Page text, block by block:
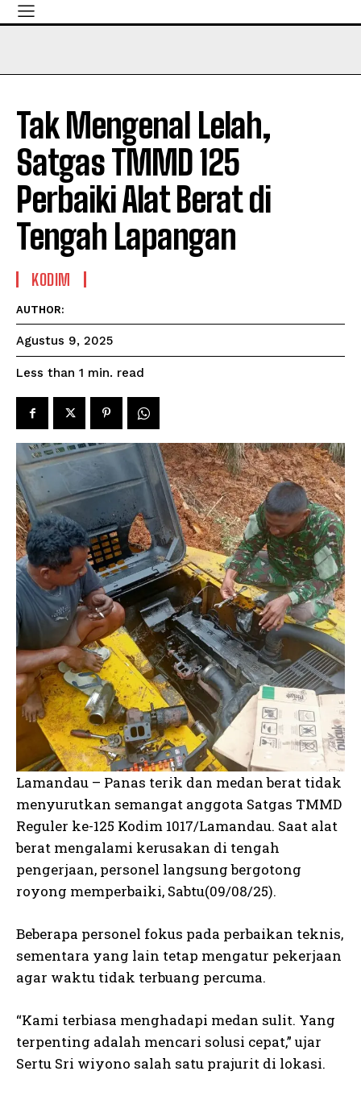
Tak Mengenal Lelah,
Satgas TMMD 125
Perbaiki Alat Berat di
Tengah Lapangan
KODIM
AUTHOR:
Agustus 9, 2025
Less than 1 min. read
Lamandau – Panas terik dan medan berat tidak
menyurutkan semangat anggota Satgas TMMD
Reguler ke-125 Kodim 1017/Lamandau. Saat alat
berat mengalami kerusakan di tengah
pengerjaan, personel langsung bergotong
royong memperbaiki, Sabtu(09/08/25).
Beberapa personel fokus pada perbaikan teknis,
sementara yang lain tetap mengatur pekerjaan
agar waktu tidak terbuang percuma.
“Kami terbiasa menghadapi medan sulit. Yang
terpenting adalah mencari solusi cepat,” ujar
Sertu Sri wiyono salah satu prajurit di lokasi.